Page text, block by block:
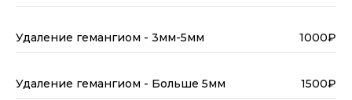
Удаление гемангиом - 3мм-5мм 1000₽
Удаление гемангиом - Больше 5мм 1500₽